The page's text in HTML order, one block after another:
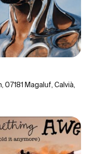
07181 Magaluf, Calvià,